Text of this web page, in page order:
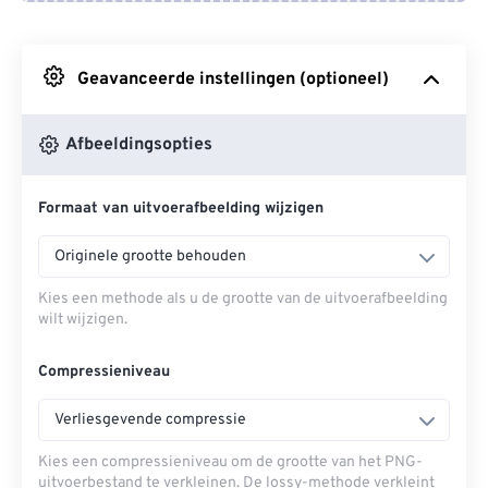
Geavanceerde instellingen (optioneel)
Afbeeldingsopties
Formaat van uitvoerafbeelding wijzigen
Originele grootte behouden
Kies een methode als u de grootte van de uitvoerafbeelding
wilt wijzigen.
Compressieniveau
Verliesgevende compressie
Kies een compressieniveau om de grootte van het PNG-
uitvoerbestand te verkleinen. De lossy-methode verkleint